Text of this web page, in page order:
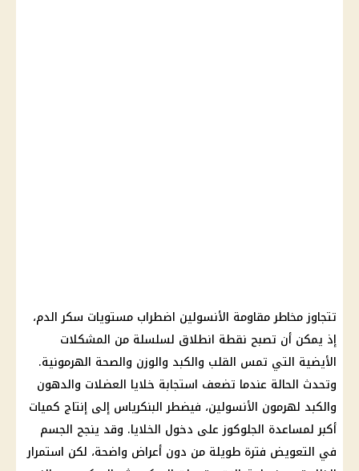
تتجاوز مخاطر مقاومة الأنسولين اضطراب مستويات سكر الدم،
إذ يمكن أن تصبح نقطة انطلاق لسلسلة من المشكلات
الأيضية التي تمس القلب والكبد والوزن والصحة الهرمونية.
وتحدث الحالة عندما تضعف استجابة خلايا العضلات والدهون
والكبد لهرمون الأنسولين، فيضطر البنكرياس إلى إنتاج كميات
أكبر لمساعدة الجلوكوز على دخول الخلايا. وقد ينجح الجسم
في التعويض فترة طويلة من دون أعراض واضحة، لكن استمرار